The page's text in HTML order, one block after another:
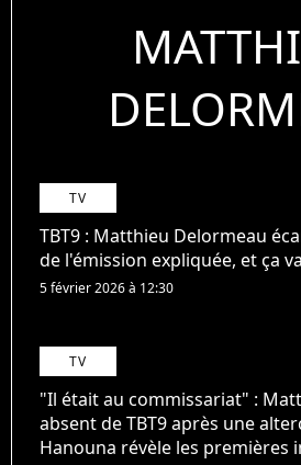
TV
TBT9 : Matthieu Delormeau
de l'émission expliquée, et ça
5 février 2026 à 12:30
TV
"Il était au commissariat" :
absent de TBT9 après une
Hanouna révèle les premières